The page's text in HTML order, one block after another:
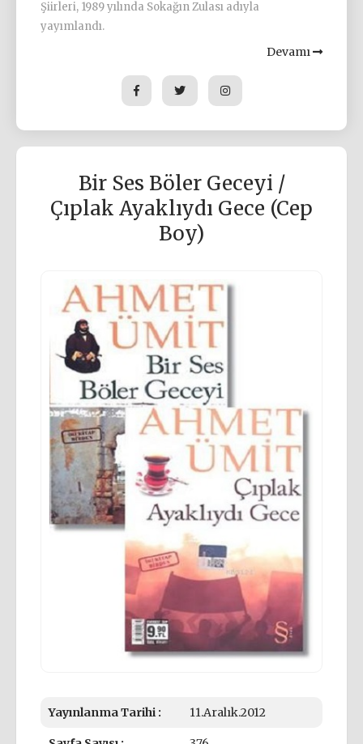
Şiirleri, 1989 yılında Sokağın Zulası adıyla
yayımlandı.
Devamı
Bir Ses Böler Geceyi /
Çıplak Ayaklıydı Gece (Cep
Boy)
Yayınlanma Tarihi : 11.Aralık.2012